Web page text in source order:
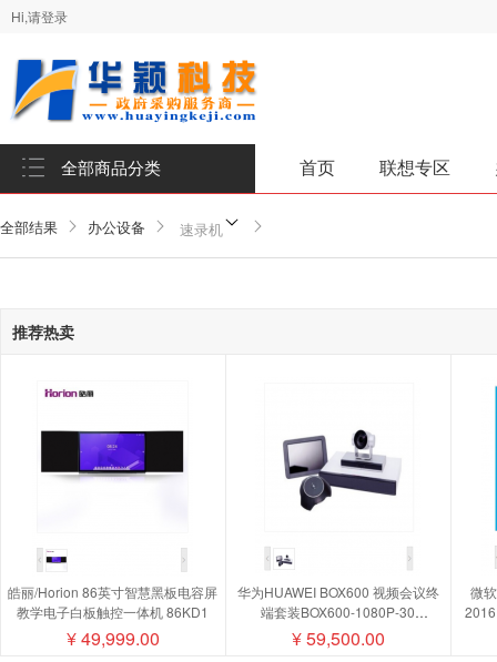
Hi,请登录
全部商品分类 首页 联想专区
全部结果 办公设备 速录机
推荐热卖
皓丽/Horion 86英寸智慧黑板电容屏
教学电子白板触控一体机 86KD1
¥49,999.00
华为HUAWEI BOX600 视频会议终
端套装BOX600-1080P-30
camera200摄像机MIC500全向麦磁
盘阵列
¥59,500.00
微